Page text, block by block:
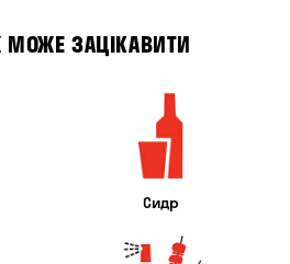
МОЖЕ ЗАЦІКАВИТИ
Сидр